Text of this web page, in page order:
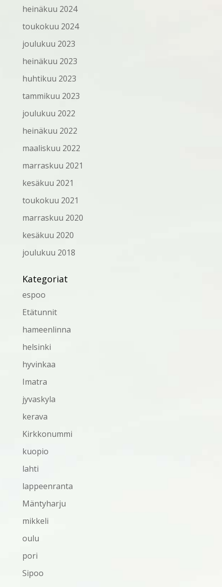
heinäkuu 2024
toukokuu 2024
joulukuu 2023
heinäkuu 2023
huhtikuu 2023
tammikuu 2023
joulukuu 2022
heinäkuu 2022
maaliskuu 2022
marraskuu 2021
kesäkuu 2021
toukokuu 2021
marraskuu 2020
kesäkuu 2020
joulukuu 2018
Kategoriat
espoo
Etätunnit
hameenlinna
helsinki
hyvinkaa
Imatra
jyvaskyla
kerava
Kirkkonummi
kuopio
lahti
lappeenranta
Mäntyharju
mikkeli
oulu
pori
Sipoo